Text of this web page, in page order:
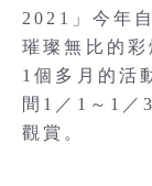
2021」今年
璀璨無比的
1個多月的活
間1／1～1／
觀賞。